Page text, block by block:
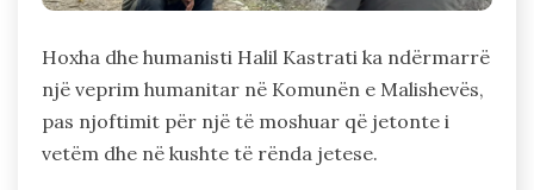
Hoxha dhe humanisti Halil Kastrati ka ndërmarrë
një veprim humanitar në Komunën e Malishevës,
pas njoftimit për një të moshuar që jetonte i
vetëm dhe në kushte të rënda jetese.